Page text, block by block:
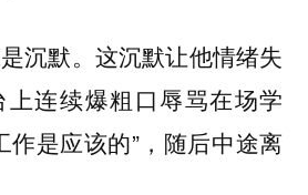
沉默。这沉默让他情绪失
连续爆粗口辱骂在场学
作是应该的”，随后中途离